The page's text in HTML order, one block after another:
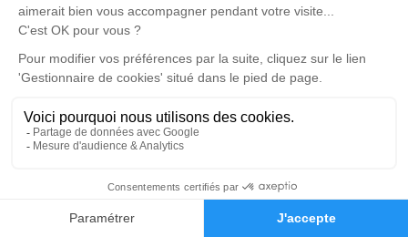
Faire-part Hommages
mercredi 11 décembre 2024 à 09h30
communal 9 Rue des Mourrons
69290 Saint Genis lès Ollières
Je rends hommage